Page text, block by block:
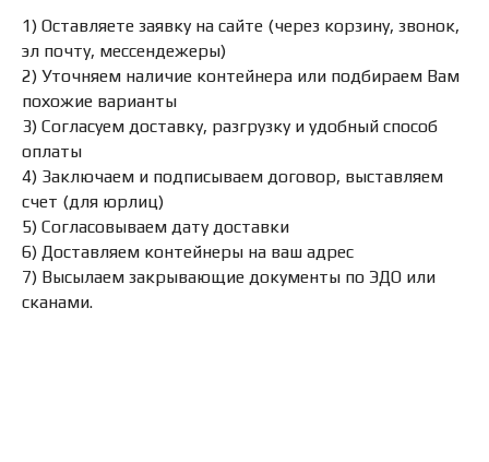
1) Оставляете заявку на сайте (через корзину, звонок,
эл почту, мессендежеры)
2) Уточняем наличие контейнера или подбираем Вам
похожие варианты
3) Согласуем доставку, разгрузку и удобный способ
оплаты
4) Заключаем и подписываем договор, выставляем
счет (для юрлиц)
5) Согласовываем дату доставки
6) Доставляем контейнеры на ваш адрес
7) Высылаем закрывающие документы по ЭДО или
сканами.